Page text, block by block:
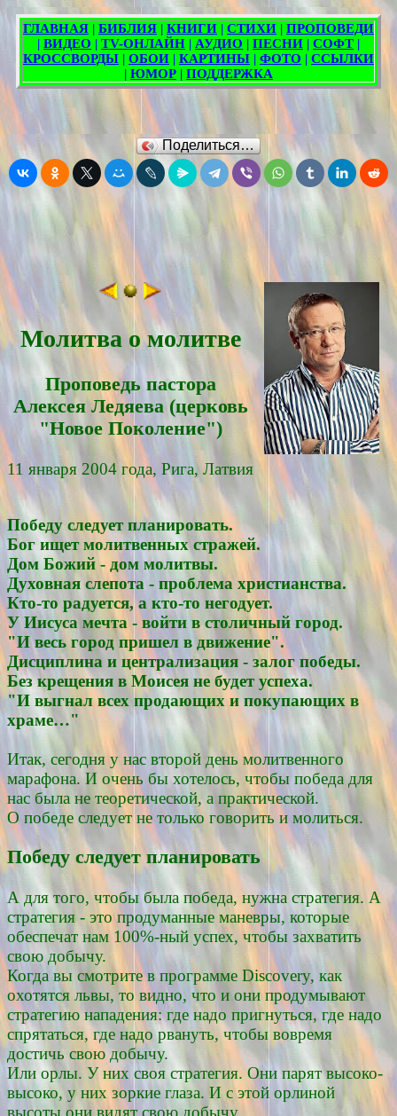
Поделиться…
Молитва о молитве
Проповедь пасторa
Алексея Ледяевa (церковь
"Новое Поколение")
11 января 2004 года, Рига, Латвия
Победу следует планировать.
Бог ищет молитвенных стражей.
Дом Божий - дом молитвы.
Духовная слепота - проблема христианства.
Кто-то радуется, а кто-то негодует.
У Иисуса мечта - войти в столичный город.
"И весь город пришел в движение".
Дисциплина и централизация - залог победы.
Без крещения в Моисея не будет успеха.
"И выгнал всех продающих и покупающих в
храме…"
Итак, сегодня у нас второй день молитвенного
марафона. И очень бы хотелось, чтобы победа для
нас была не теоретической, а практической.
О победе следует не только говорить и молиться.
Победу следует планировать
А для того, чтобы была победа, нужна стратегия. А
стратегия - это продуманные маневры, которые
обеспечат нам 100%-ный успех, чтобы захватить
свою добычу.
Когда вы смотрите в программе Discovery, как
охотятся львы, то видно, что и они продумывают
стратегию нападения: где надо пригнуться, где надо
спрятаться, где надо рвануть, чтобы вовремя
достичь свою добычу.
Или орлы. У них своя стратегия. Они парят высоко-
высоко, у них зоркие глаза. И с этой орлиной
высоты они видят свою добычу.